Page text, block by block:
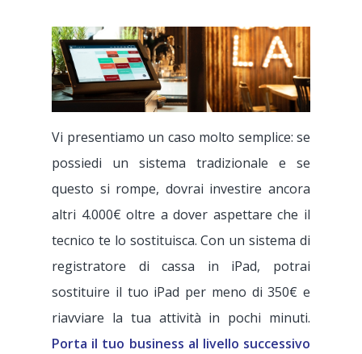
Vi presentiamo un caso molto semplice: se
possiedi un sistema tradizionale e se
questo si rompe, dovrai investire ancora
altri 4.000€ oltre a dover aspettare che il
tecnico te lo sostituisca. Con un sistema di
registratore di cassa in iPad, potrai
sostituire il tuo iPad per meno di 350€ e
riavviare la tua attività in pochi minuti.
Porta il tuo business al livello successivo